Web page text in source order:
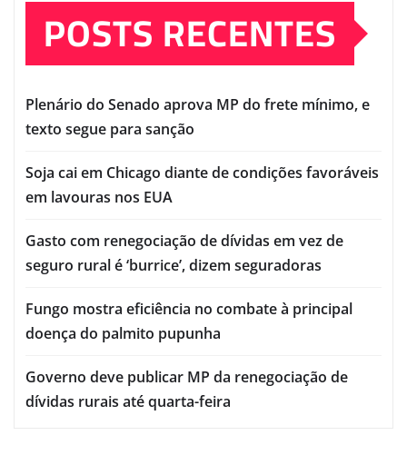
POSTS RECENTES
Plenário do Senado aprova MP do frete mínimo, e
texto segue para sanção
Soja cai em Chicago diante de condições favoráveis
em lavouras nos EUA
Gasto com renegociação de dívidas em vez de
seguro rural é ‘burrice’, dizem seguradoras
Fungo mostra eficiência no combate à principal
doença do palmito pupunha
Governo deve publicar MP da renegociação de
dívidas rurais até quarta-feira